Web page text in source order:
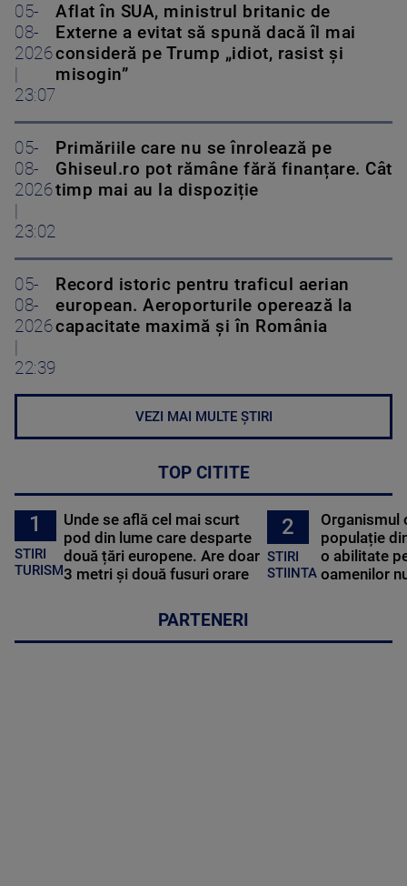
05-
08-
2026
23:07
Aflat în SUA, ministrul britanic de
Externe a evitat să spună dacă îl mai
consideră pe Trump „idiot, rasist și
misogin”
05-
08-
2026
23:02
Primăriile care nu se înrolează pe
Ghiseul.ro pot rămâne fără finanțare. Cât
timp mai au la dispoziție
05-
08-
2026
22:39
Record istoric pentru traficul aerian
european. Aeroporturile operează la
capacitate maximă și în România
VEZI MAI MULTE ȘTIRI
TOP CITITE
1
STIRI
TURISM
Unde se află cel mai scurt
pod din lume care desparte
două țări europene. Are doar
3 metri și două fusuri orare
2
STIRI
STIINTA
Organismul
populație
o abilitate
oamenilor
PARTENERI